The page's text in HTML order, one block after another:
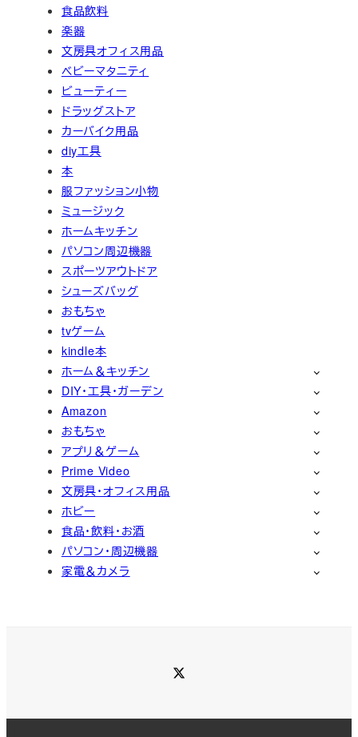
食品飲料
楽器
文房具オフィス用品
ベビーマタニティ
ビューティー
ドラッグストア
カーバイク用品
diy工具
本
服ファッション小物
ミュージック
ホームキッチン
パソコン周辺機器
スポーツアウトドア
シューズバッグ
おもちゃ
tvゲーム
kindle本
ホーム＆キッチン
DIY・工具・ガーデン
Amazon
おもちゃ
アプリ＆ゲーム
Prime Video
文房具・オフィス用品
ホビー
食品・飲料・お酒
パソコン・周辺機器
家電＆カメラ